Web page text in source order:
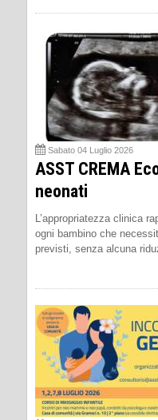
Sabato 04 Luglio 2026
ASST CREMA
neonati
L’appropriatezza clinica
ogni bambino che
previsti, senza alcuna